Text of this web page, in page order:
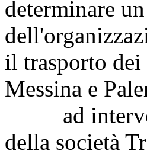
determinare
il trasporto dei
Messina e
ad
della società